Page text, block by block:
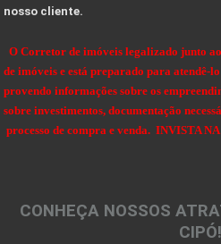
VALE A PENA INVESTIR EM UM
Dicas de Como Fazer o Circuito
SENSACIONAIS DICAS NA HORA
DICAS PARA OBSERVAÇÃO DE
Projeto das 10 travessias fecha
nosso cliente.
O Corretor de imóveis legalizado junto ao
de imóveis e está preparado para atendê-
provendo informações sobre os
sobre investimentos, documentação
processo de compra e venda. INVISTA NA
CONHEÇA NOSSOS
CIPÓ!